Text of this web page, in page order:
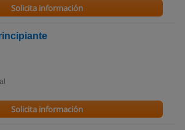
Solicita información
Solicita información